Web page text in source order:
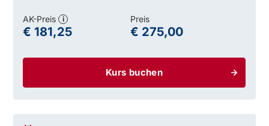
Kurs buchen
AK-Preis i
€ 181,25
Preis
€ 275,00